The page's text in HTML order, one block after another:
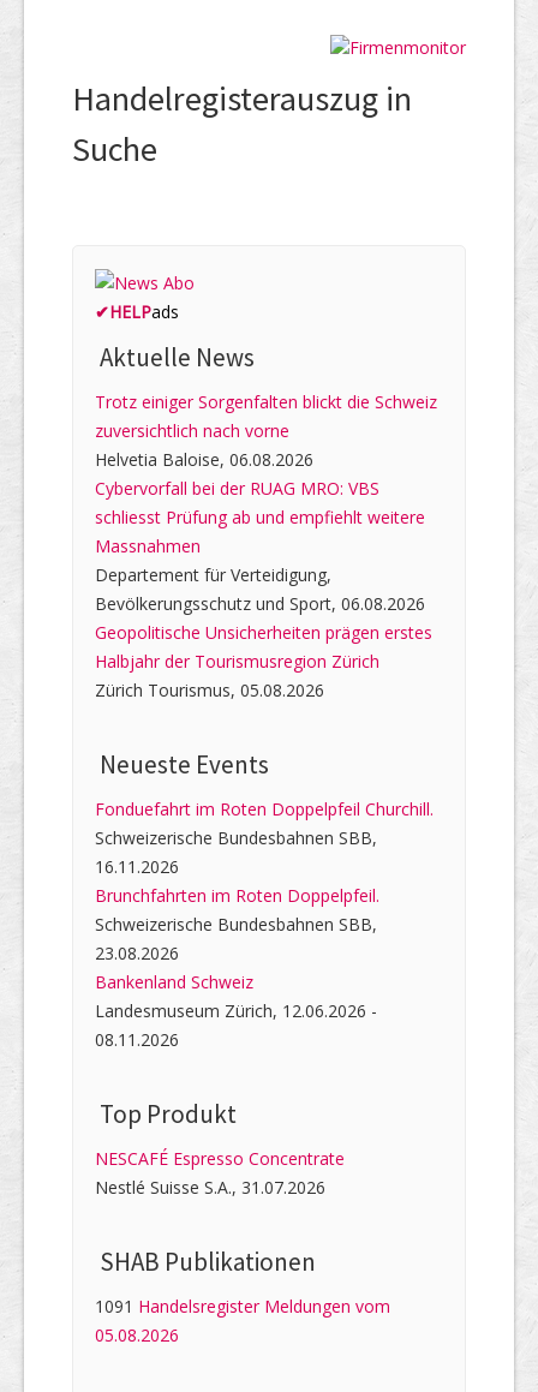
Handelregisterauszug in
Suche
✔HELPads
Aktuelle News
Trotz einiger Sorgenfalten blickt die Schweiz
zuversichtlich nach vorne
Helvetia Baloise, 06.08.2026
Cybervorfall bei der RUAG MRO: VBS
schliesst Prüfung ab und empfiehlt weitere
Massnahmen
Departement für Verteidigung,
Bevölkerungsschutz und Sport, 06.08.2026
Geopolitische Unsicherheiten prägen erstes
Halbjahr der Tourismusregion Zürich
Zürich Tourismus, 05.08.2026
Neueste Events
Fonduefahrt im Roten Doppelpfeil Churchill.
Schweizerische Bundesbahnen SBB,
16.11.2026
Brunchfahrten im Roten Doppelpfeil.
Schweizerische Bundesbahnen SBB,
23.08.2026
Bankenland Schweiz
Landesmuseum Zürich, 12.06.2026 -
08.11.2026
Top Produkt
NESCAFÉ Espresso Concentrate
Nestlé Suisse S.A., 31.07.2026
SHAB Publi­kati­onen
1091 Handelsregister Meldungen vom
05.08.2026